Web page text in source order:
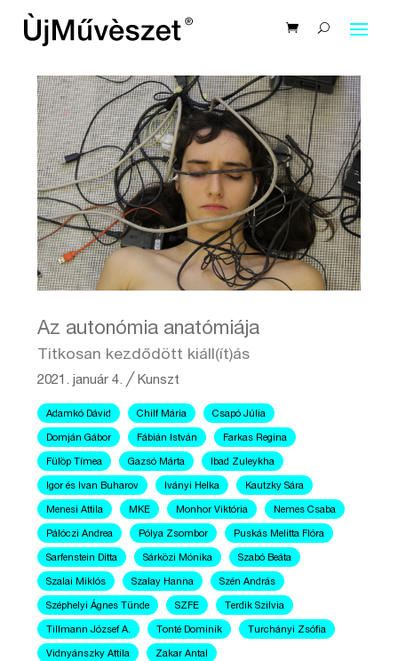
Az autonómia anatómiája
Titkosan kezdődött kiáll(ít)ás
2021. január 4. ╱Kunszt
Adamkó Dávid Chilf Mária Csapó Júlia
Domján Gábor Fábián István Farkas Regina
Fülöp Tímea Gazsó Márta Ibad Zuleykha
Igor és Ivan Buharov Iványi Helka Kautzky Sára
Menesi Attila MKE Monhor Viktória Nemes Csaba
Pálóczi Andrea Pólya Zsombor Puskás Melitta Flóra
Sarfenstein Ditta Sárközi Mónika Szabó Beáta
Szalai Miklós Szalay Hanna Szén András
Széphelyi Ágnes Tünde SZFE Terdik Szilvia
Tillmann József A. Tonté Dominik Turchányi Zsófia
Vidnyánszky Attila Zakar Antal